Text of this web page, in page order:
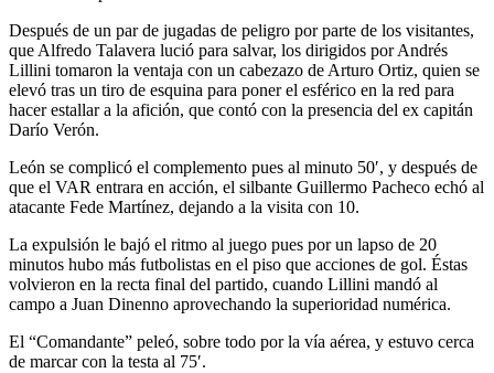
Después de un par de jugadas de peligro por parte de los visitantes,
que Alfredo Talavera lució para salvar, los dirigidos por Andrés
Lillini tomaron la ventaja con un cabezazo de Arturo Ortiz, quien se
elevó tras un tiro de esquina para poner el esférico en la red para
hacer estallar a la afición, que contó con la presencia del ex capitán
Darío Verón.
León se complicó el complemento pues al minuto 50′, y después de
que el VAR entrara en acción, el silbante Guillermo Pacheco echó al
atacante Fede Martínez, dejando a la visita con 10.
La expulsión le bajó el ritmo al juego pues por un lapso de 20
minutos hubo más futbolistas en el piso que acciones de gol. Éstas
volvieron en la recta final del partido, cuando Lillini mandó al
campo a Juan Dinenno aprovechando la superioridad numérica.
El “Comandante” peleó, sobre todo por la vía aérea, y estuvo cerca
de marcar con la testa al 75′.